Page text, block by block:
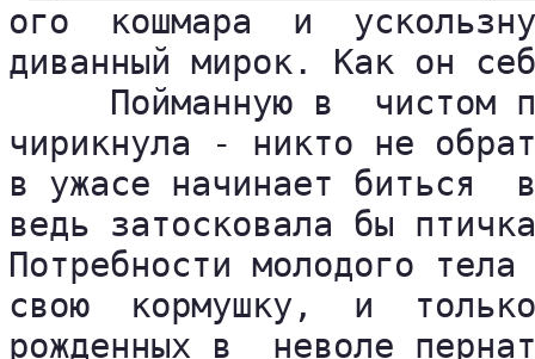
ого  кошмара  и
диванный мирок. Как он
Пойманную в  чистом
чирикнула - никто не
в ужасе начинает биться
ведь затосковала бы
Потребности молодого
свою  кормушку,  и
рожденных в  неволе